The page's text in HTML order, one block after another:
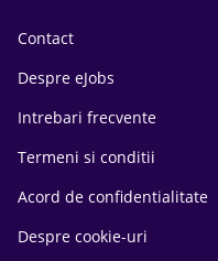
Contact
Despre eJobs
Intrebari frecvente
Termeni si conditii
Acord de confidentialitate
Despre cookie-uri